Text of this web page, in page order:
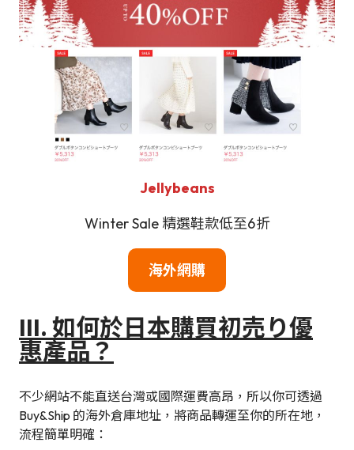
Jellybeans
Winter Sale 精選鞋款低至6折
海外網購
III. 如何於日本購買初売り優
惠產品？
不少網站不能直送台灣或國際運費高昂，所以你可透過
Buy&Ship 的海外倉庫地址，將商品轉運至你的所在地，
流程簡單明確：